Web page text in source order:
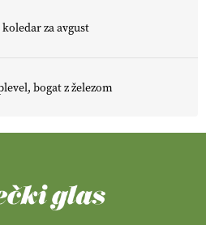
za avgust
bogat z železom